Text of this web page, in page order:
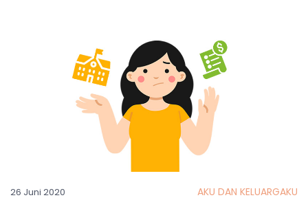
26 Juni 2020 AKU DAN KELUARGAKU